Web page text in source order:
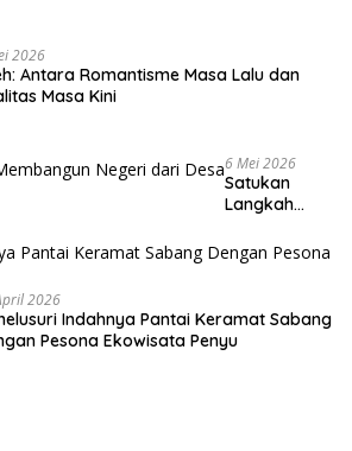
2026
Antara Romantisme Masa Lalu dan
Masa Kini
6 Mei 2026
Satukan
Langkah
Negeri dari
Desa
2026
Indahnya Pantai Keramat Sabang
Pesona Ekowisata Penyu